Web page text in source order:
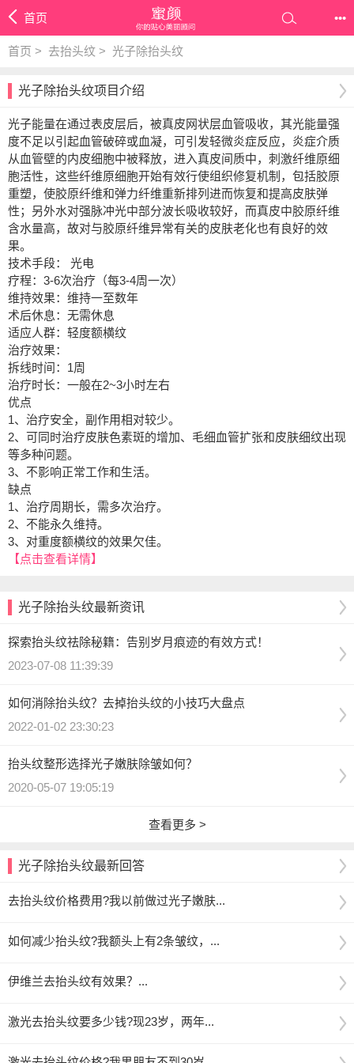
首页 •••
首页 > 去抬头纹 > 光子除抬头纹
光子除抬头纹项目介绍
光子能量在通过表皮层后，被真皮网状层血管吸收，其光能量强
度不足以引起血管破碎或血凝，可引发轻微炎症反应，炎症介质
从血管壁的内皮细胞中被释放，进入真皮间质中，刺激纤维原细
胞活性，这些纤维原细胞开始有效行使组织修复机制，包括胶原
重塑，使胶原纤维和弹力纤维重新排列进而恢复和提高皮肤弹
性；另外水对强脉冲光中部分波长吸收较好，而真皮中胶原纤维
含水量高，故对与胶原纤维异常有关的皮肤老化也有良好的效
果。
技术手段： 光电
疗程：3-6次治疗（每3-4周一次）
维持效果：维持一至数年
术后休息：无需休息
适应人群：轻度额横纹
治疗效果：
拆线时间：1周
治疗时长：一般在2~3小时左右
优点
1、治疗安全，副作用相对较少。
2、可同时治疗皮肤色素斑的增加、毛细血管扩张和皮肤细纹出现
等多种问题。
3、不影响正常工作和生活。
缺点
1、治疗周期长，需多次治疗。
2、不能永久维持。
3、对重度额横纹的效果欠佳。
【点击查看详情】
光子除抬头纹最新资讯
探索抬头纹祛除秘籍：告别岁月痕迹的有效方式！
2023-07-08 11:39:39
如何消除抬头纹？去掉抬头纹的小技巧大盘点
2022-01-02 23:30:23
抬头纹整形选择光子嫩肤除皱如何？
2020-05-07 19:05:19
查看更多 >
光子除抬头纹最新回答
去抬头纹价格费用?我以前做过光子嫩肤...
如何减少抬头纹?我额头上有2条皱纹，...
伊维兰去抬头纹有效果？...
激光去抬头纹要多少钱?现23岁，两年...